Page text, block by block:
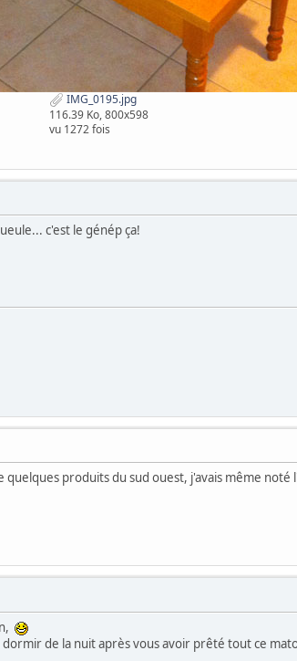
IMG_0195.jpg
116.39 Ko, 800x598
vu 1272 fois
c'est le génép ça!
quelques produits du sud ouest, j'avais même
dormir de la nuit après vous avoir prêté tout ce